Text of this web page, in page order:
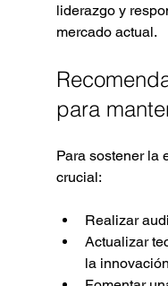
liderazgo y
mercado actual.
para
Para sostener la
crucial:
Realizar
Actualizar
la